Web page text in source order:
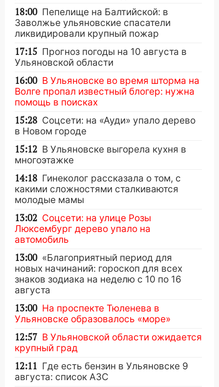
18:00 Пепелище на Балтийской: в
Заволжье ульяновские спасатели
ликвидировали крупный пожар
17:15 Прогноз погоды на 10 августа в
Ульяновской области
16:00 В Ульяновске во время шторма на
Волге пропал известный блогер: нужна
помощь в поисках
15:28 Соцсети: на «Ауди» упало дерево
в Новом городе
15:12 В Ульяновске выгорела кухня в
многоэтажке
14:18 Гинеколог рассказала о том, с
какими сложностями сталкиваются
молодые мамы
13:02 Соцсети: на улице Розы
Люксембург дерево упало на
автомобиль
13:00 «Благоприятный период для
новых начинаний: гороскоп для всех
знаков зодиака на неделю с 10 по 16
августа
13:00 На проспекте Тюленева в
Ульяновске образовалось «море»
12:57 В Ульяновской области ожидается
крупный град
12:11 Где есть бензин в Ульяновске 9
августа: список АЗС